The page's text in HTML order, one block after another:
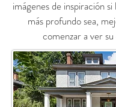
imágenes de inspiración
más profundo sea,
comenzar a ver su